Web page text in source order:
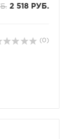
2 518 РУБ.
(0)